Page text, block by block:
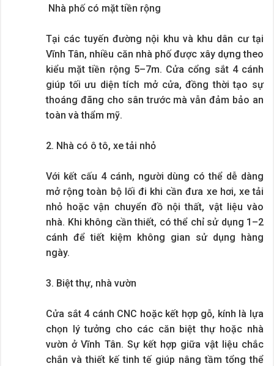
Nhà phố có mặt tiền rộng
Tại các tuyến đường nội khu và khu dân cư tại
Vĩnh Tân, nhiều căn nhà phố được xây dựng theo
kiểu mặt tiền rộng 5–7m. Cửa cổng sắt 4 cánh
giúp tối ưu diện tích mở cửa, đồng thời tạo sự
thoáng đãng cho sân trước mà vẫn đảm bảo an
toàn và thẩm mỹ.
2. Nhà có ô tô, xe tải nhỏ
Với kết cấu 4 cánh, người dùng có thể dễ dàng
mở rộng toàn bộ lối đi khi cần đưa xe hơi, xe tải
nhỏ hoặc vận chuyển đồ nội thất, vật liệu vào
nhà. Khi không cần thiết, có thể chỉ sử dụng 1–2
cánh để tiết kiệm không gian sử dụng hàng
ngày.
3. Biệt thự, nhà vườn
Cửa sắt 4 cánh CNC hoặc kết hợp gỗ, kính là lựa
chọn lý tưởng cho các căn biệt thự hoặc nhà
vườn ở Vĩnh Tân. Sự kết hợp giữa vật liệu chắc
chắn và thiết kế tinh tế giúp nâng tầm tổng thể